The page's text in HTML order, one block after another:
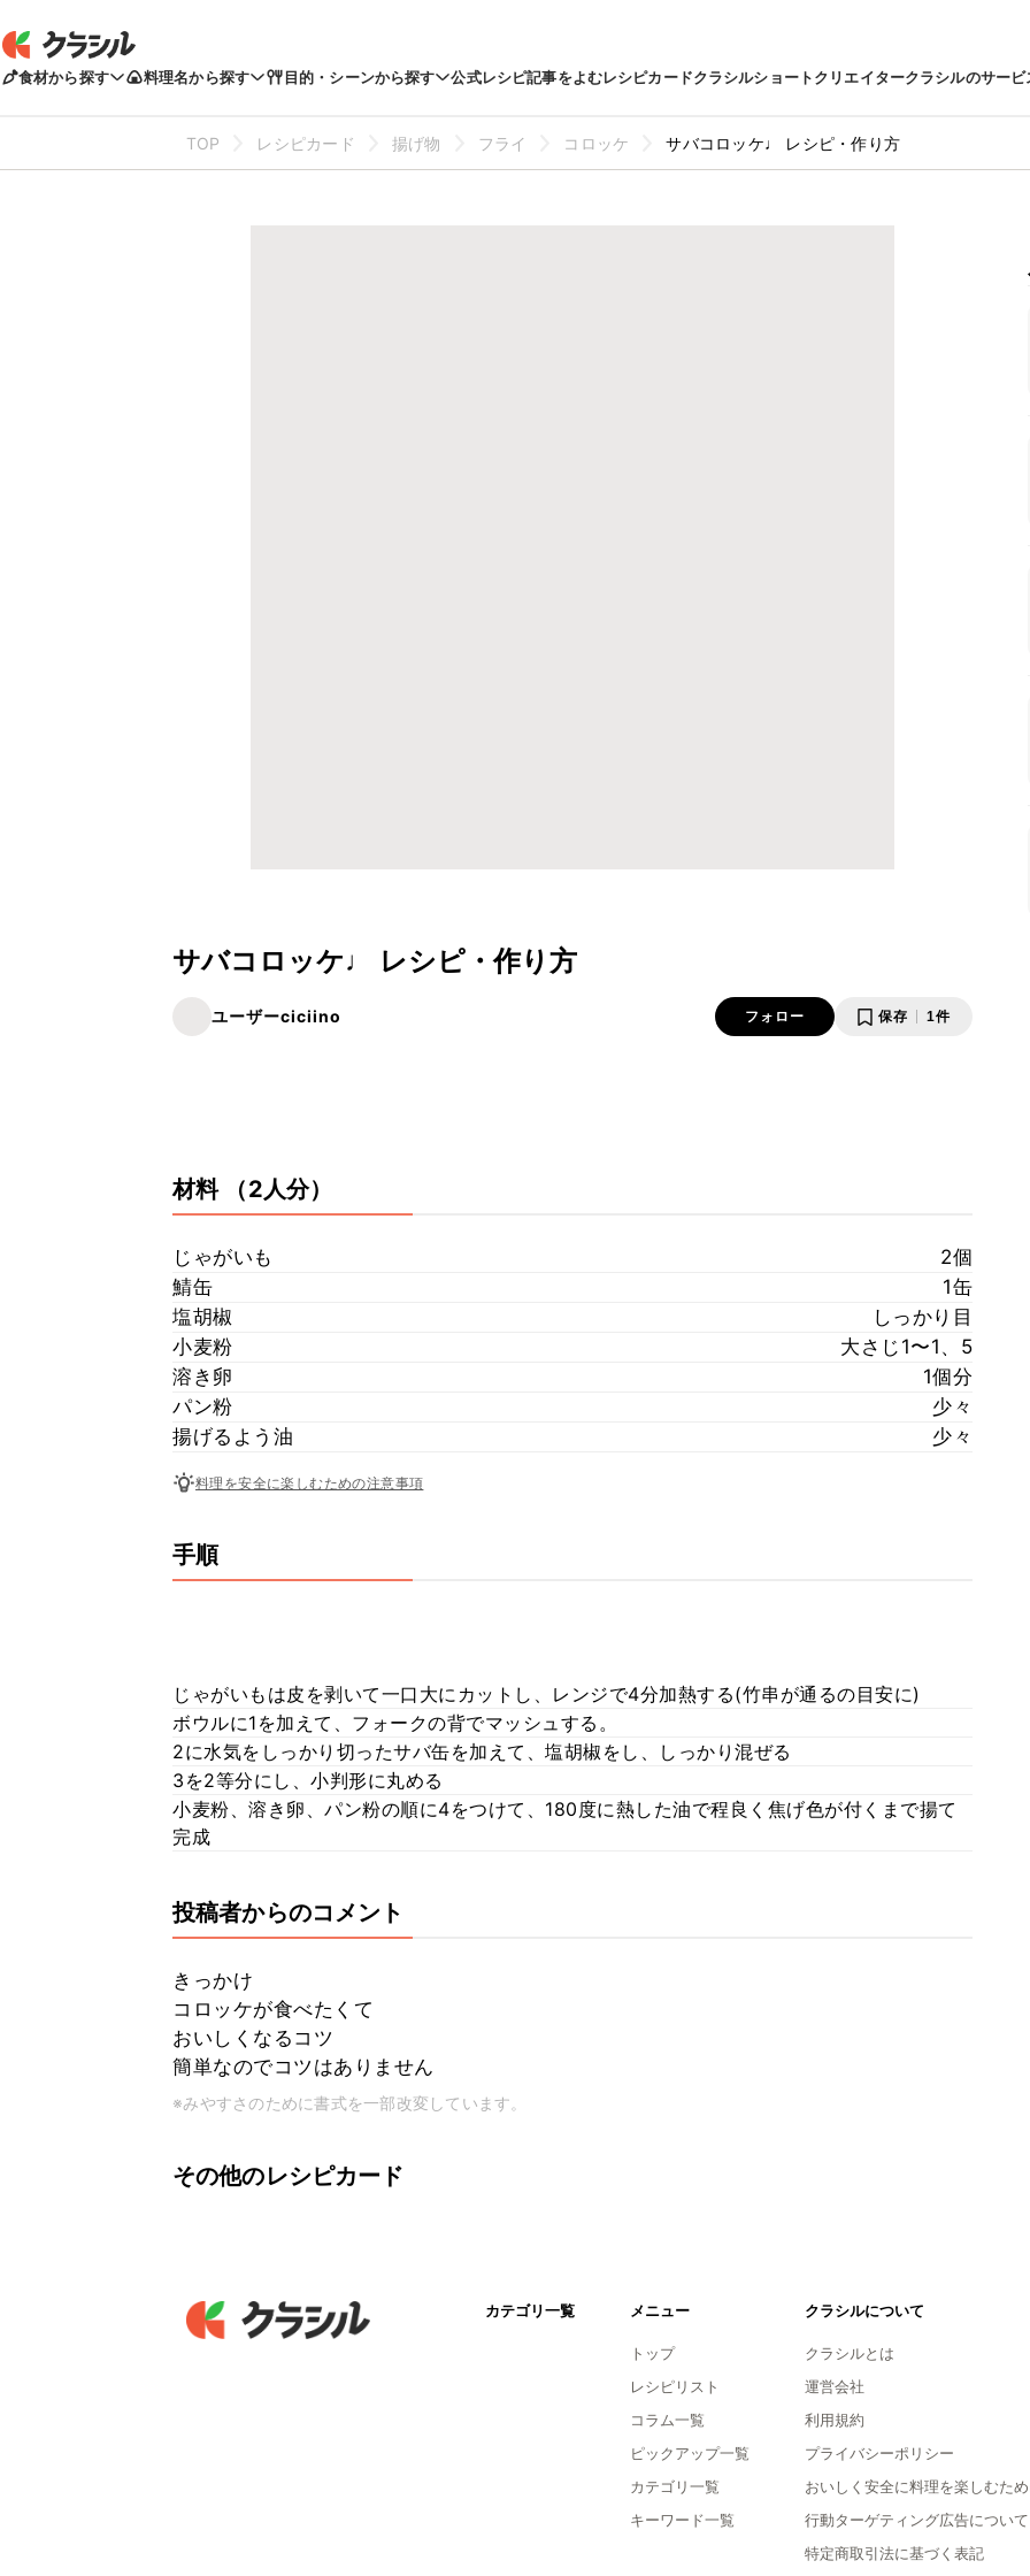
食材から探す 料理名から探す 目的・シーンから探す 公式レシピ記事をよむレシピカードクラシルショートクリエイタークラシルのサービ
TOP レシピカード 揚げ物 フライ コロッケ サバコロッケ♩ レシピ・作り方
サバコロッケ♩ レシピ・作り方
ユーザーciciino フォロー 保存 1件
材料 （2人分）
じゃがいも
2個
鯖缶
1缶
塩胡椒
しっかり目
小麦粉
大さじ1〜1、5
溶き卵
1個分
パン粉
少々
揚げるよう油
少々
料理を安全に楽しむための注意事項
手順
じゃがいもは皮を剥いて一口大にカットし、レンジで4分加熱する(竹串が通るの目安に)
ボウルに1を加えて、フォークの背でマッシュする。
2に水気をしっかり切ったサバ缶を加えて、塩胡椒をし、しっかり混ぜる
3を2等分にし、小判形に丸める
小麦粉、溶き卵、パン粉の順に4をつけて、180度に熱した油で程良く焦げ色が付くまで揚て
完成
投稿者からのコメント
きっかけ
コロッケが食べたくて
おいしくなるコツ
簡単なのでコツはありません
※みやすさのために書式を一部改変しています。
その他のレシピカード
カテゴリ一覧 メニュー
トップ
レシピリスト
コラム一覧
ピックアップ一覧
カテゴリ一覧
キーワード一覧
クラシルについて
クラシルとは
運営会社
利用規約
プライバシーポリシー
おいしく安全に料理を楽しむため
行動ターゲティング広告について
特定商取引法に基づく表記